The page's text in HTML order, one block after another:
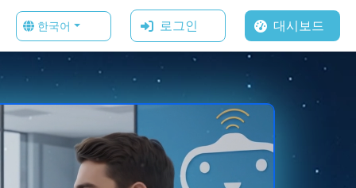
한국어 로그인 대시보드
Auto